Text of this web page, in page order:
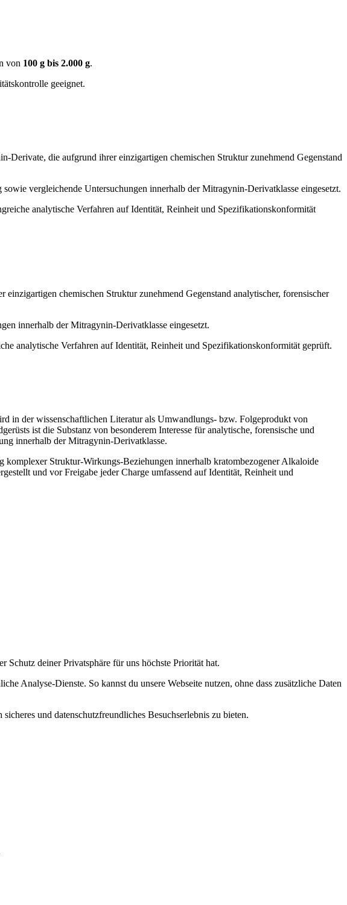
von 100 g bis 2.000 g.
geeignet.
Derivate, die aufgrund ihrer einzigartigen chemischen Struktur zunehmend Gegenstand
vergleichende Untersuchungen innerhalb der Mitragynin-Derivatklasse eingesetzt.
analytische Verfahren auf Identität, Reinheit und Spezifikationskonformität
chemischen Struktur zunehmend Gegenstand analytischer, forensischer
innerhalb der Mitragynin-Derivatklasse eingesetzt.
analytische Verfahren auf Identität, Reinheit und Spezifikationskonformität geprüft.
in der wissenschaftlichen Literatur als Umwandlungs- bzw. Folgeprodukt von
ist die Substanz von besonderem Interesse für analytische, forensische und
innerhalb der Mitragynin-Derivatklasse.
Struktur-Wirkungs-Beziehungen innerhalb kratombezogener Alkaloide
und vor Freigabe jeder Charge umfassend auf Identität, Reinheit und
Schutz deiner Privatsphäre für uns höchste Priorität hat.
Analyse-Dienste. So kannst du unsere Webseite nutzen, ohne dass zusätzliche Daten
und datenschutzfreundliches Besuchserlebnis zu bieten.